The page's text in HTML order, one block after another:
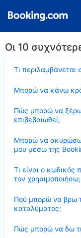
Οι 10
Τι περιλαμβάνεται
Μπορώ να κάνω
Πώς μπορώ να ξέρω
επιβεβαιωθεί;
Μπορώ να ακυρώσω
μου μέσω της
Τι είναι ο
τον χρησιμοποιήσω;
Πού μπορώ να βρω
καταλύματος;
Πώς μπορώ να δω